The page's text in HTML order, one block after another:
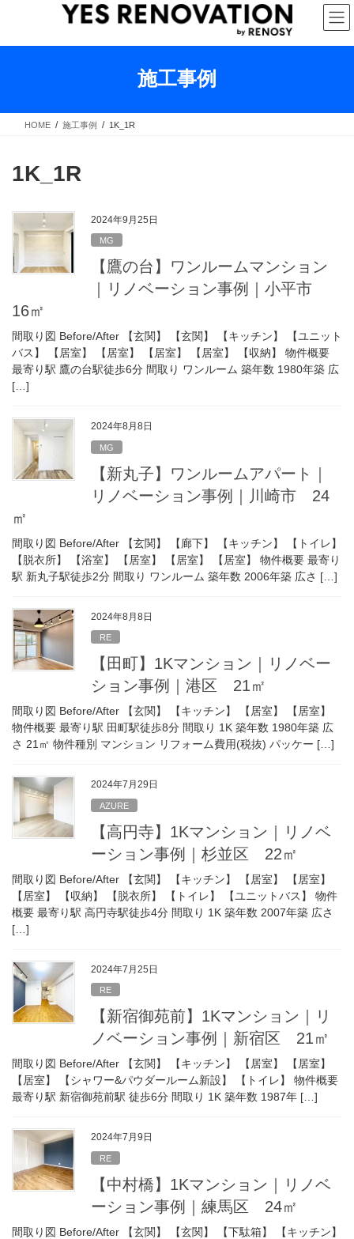
施工事例
HOME 施工事例 1K_1R
1K_1R
2024年9月25日
MG
【鷹の台】ワンルームマンション
｜リノベーション事例｜小平市
16㎡
間取り図 Before/After 【玄関】 【玄関】 【キッチン】 【ユニット
バス】 【居室】 【居室】 【居室】 【居室】 【収納】 物件概要
最寄り駅 鷹の台駅徒歩6分 間取り ワンルーム 築年数 1980年築 広
[…]
2024年8月8日
MG
【新丸子】ワンルームアパート｜
リノベーション事例｜川崎市 24
㎡
間取り図 Before/After 【玄関】 【廊下】 【キッチン】 【トイレ】
【脱衣所】 【浴室】 【居室】 【居室】 【居室】 物件概要 最寄り
駅 新丸子駅徒歩2分 間取り ワンルーム 築年数 2006年築 広さ […]
2024年8月8日
RE
【田町】1Kマンション｜リノベー
ション事例｜港区 21㎡
間取り図 Before/After 【玄関】 【キッチン】 【居室】 【居室】
物件概要 最寄り駅 田町駅徒歩8分 間取り 1K 築年数 1980年築 広
さ 21㎡ 物件種別 マンション リフォーム費用(税抜) パッケー […]
2024年7月29日
AZURE
【高円寺】1Kマンション｜リノベ
ーション事例｜杉並区 22㎡
間取り図 Before/After 【玄関】 【キッチン】 【居室】 【居室】
【居室】 【収納】 【脱衣所】 【トイレ】 【ユニットバス】 物件
概要 最寄り駅 高円寺駅徒歩4分 間取り 1K 築年数 2007年築 広さ
[…]
2024年7月25日
RE
【新宿御苑前】1Kマンション｜リ
ノベーション事例｜新宿区 21㎡
間取り図 Before/After 【玄関】 【キッチン】 【居室】 【居室】
【居室】 【シャワー&パウダールーム新設】 【トイレ】 物件概要
最寄り駅 新宿御苑前駅 徒歩6分 間取り 1K 築年数 1987年 […]
2024年7月9日
RE
【中村橋】1Kマンション｜リノベ
ーション事例｜練馬区 24㎡
間取り図 Before/After 【玄関】 【玄関】 【下駄箱】 【キッチン】